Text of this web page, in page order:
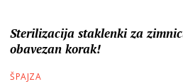
Sterilizacija staklenki za
obavezan korak!
ŠPAJZA